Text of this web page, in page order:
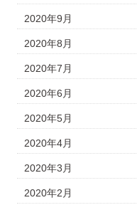
2020年9月
2020年8月
2020年7月
2020年6月
2020年5月
2020年4月
2020年3月
2020年2月